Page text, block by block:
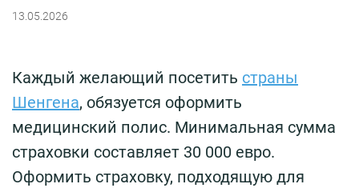
13.05.2026
Каждый желающий посетить страны
Шенгена, обязуется оформить
медицинский полис. Минимальная сумма
страховки составляет 30 000 евро.
Оформить страховку, подходящую для